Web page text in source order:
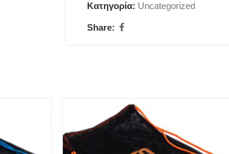
Κατηγορία: Uncategorized
Share: